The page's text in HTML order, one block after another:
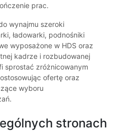
prac.
wynajmu szeroki
ładowarki, podnośniki
wyposażone w HDS oraz
kadrze i rozbudowanej
sprostać zróżnicowanym
ofertę oraz
wyboru
stronach